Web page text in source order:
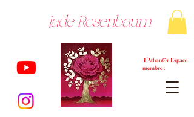
Jade Rosenbaum
L'Athan⊙r Espace
membre :